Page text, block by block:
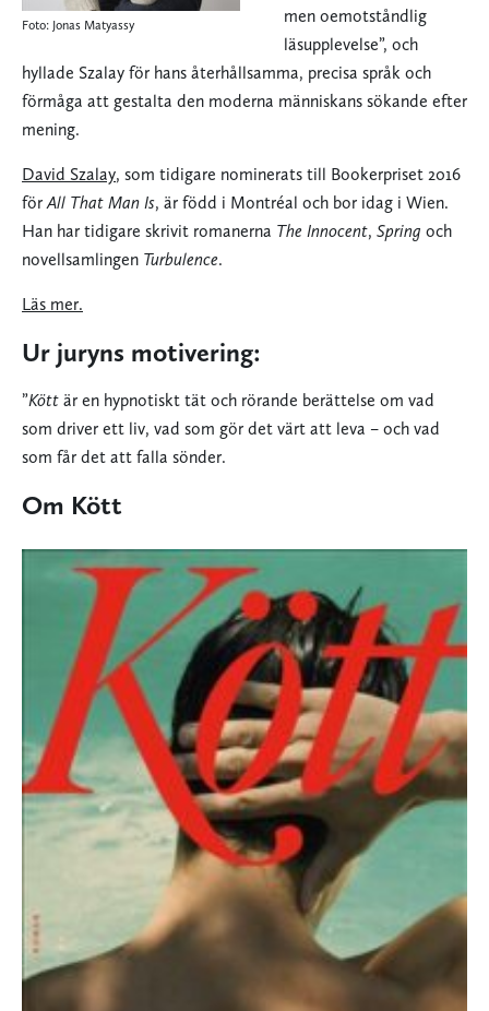
Foto: Jonas Matyassy
men oemotståndlig
läsupplevelse”, och
hyllade Szalay för hans återhållsamma, precisa språk och
förmåga att gestalta den moderna människans sökande efter
mening.
David Szalay, som tidigare nominerats till Bookerpriset 2016
förAll That Man Is, är född i Montréal och bor idag i Wien.
Han har tidigare skrivit romanerna The Innocent, Spring och
novellsamlingen Turbulence.
Läs mer.
Ur juryns motivering:
”Kött är en hypnotiskt tät och rörande berättelse om vad
som driver ett liv, vad som gör det värt att leva – och vad
som får det att falla sönder.
Om Kött